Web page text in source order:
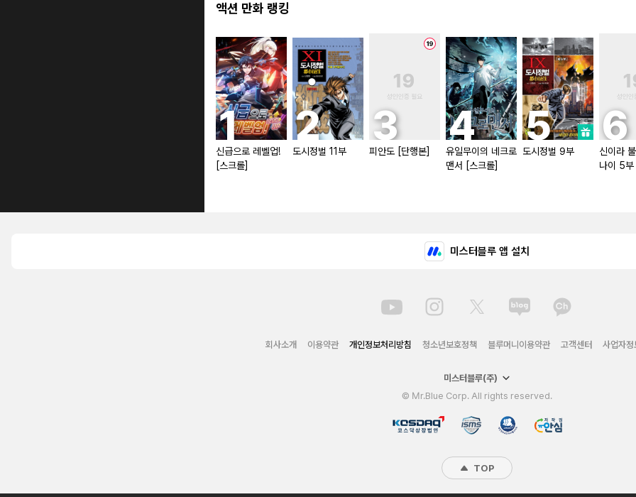
액션 만화 랭킹
신급으로 레벨업!
[스크롤]
도시정벌 11부 피안도 [단행본]
유일무이의 네크로
맨서 [스크롤]
도시정벌 9부
신이라
나이 5부
미스터블루 앱 설치
회사소개 이용약관 개인정보처리방침 청소년보호정책 블루머니이용약관 고객센터 사업자정
미스터블루(주)
© Mr.Blue Corp. All rights reserved.
TOP